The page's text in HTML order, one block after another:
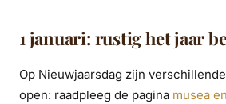
1 januari: rustig het jaar
Op Nieuwjaarsdag zijn
open: raadpleeg de pagina musea